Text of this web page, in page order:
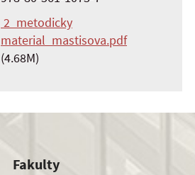
2_metodicky
material_mastisova.pdf
(4.68M)
Fakulty